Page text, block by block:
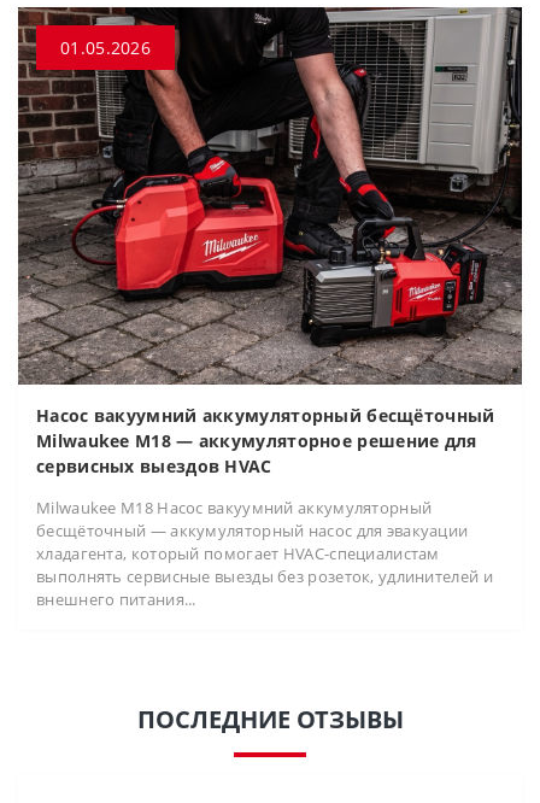
01.05.2026
Насос вакуумний аккумуляторный бесщёточный
Milwaukee M18 — аккумуляторное решение для
сервисных выездов HVAC
Milwaukee M18 Насос вакуумний аккумуляторный
бесщёточный — аккумуляторный насос для эвакуации
хладагента, который помогает HVAC-специалистам
выполнять сервисные выезды без розеток, удлинителей и
внешнего питания...
ПОСЛЕДНИЕ ОТЗЫВЫ